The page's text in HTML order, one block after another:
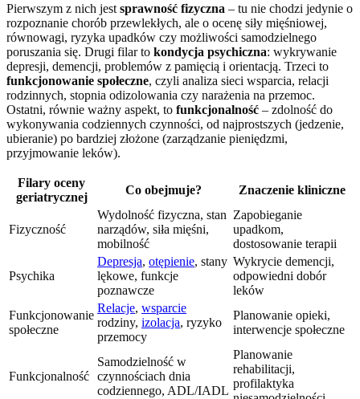
Pierwszym z nich jest sprawność fizyczna – tu nie chodzi jedynie o
rozpoznanie chorób przewlekłych, ale o ocenę siły mięśniowej,
równowagi, ryzyka upadków czy możliwości samodzielnego
poruszania się. Drugi filar to kondycja psychiczna: wykrywanie
depresji, demencji, problemów z pamięcią i orientacją. Trzeci to
funkcjonowanie społeczne, czyli analiza sieci wsparcia, relacji
rodzinnych, stopnia odizolowania czy narażenia na przemoc.
Ostatni, równie ważny aspekt, to funkcjonalność – zdolność do
wykonywania codziennych czynności, od najprostszych (jedzenie,
ubieranie) po bardziej złożone (zarządzanie pieniędzmi,
przyjmowanie leków).
Filary oceny
geriatrycznej
Co obejmuje? Znaczenie kliniczne
Fizyczność
Wydolność fizyczna, stan
narządów, siła mięśni,
mobilność
Zapobieganie
upadkom,
dostosowanie terapii
Psychika
Depresja, otępienie, stany
lękowe, funkcje
poznawcze
Wykrycie demencji,
odpowiedni dobór
leków
Funkcjonowanie
społeczne
Relacje, wsparcie
rodziny, izolacja, ryzyko
przemocy
Planowanie opieki,
interwencje społeczne
Funkcjonalność
Samodzielność w
czynnościach dnia
codziennego, ADL/IADL
Planowanie
rehabilitacji,
profilaktyka